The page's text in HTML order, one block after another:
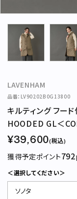
再入荷商品
定番商品
カテゴリー
ブランド
お問い合わせ
特集
STAMPSについて
LAVENHAM
品番：LV90202B0G13800
キルティング フー
HOODED GL＜
¥39,600(税込)
獲得予定ポイント792
＜選択してください＞